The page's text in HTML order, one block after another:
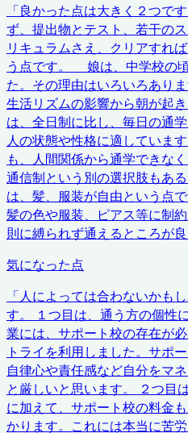
「良かった点は大きく２つで
ず、提出物とテスト、若干の
リキュラムさえ、クリアすれ
う点です。 娘は、中学校の
た。その理由はいろいろあり
生活リズムの影響から朝が起
は、全日制に比し、毎日の通
人の状態や性格に適していま
も、人間関係から通学できな
通信制という別の選択肢もあ
は、髪、服装が自由という点
髪の色や服装、ピアス等に制
則に縛られず通えるところが良
気になった点
「人によっては合わないかも
す。 １つ目は、通う方の個性
業には、サポート校の存在が
トライを利用しました。サポ
自律心や責任感など自分をマ
と厳しいと思います。 ２つ目
に加えて、サポート校の料金
かります。これには本当に苦